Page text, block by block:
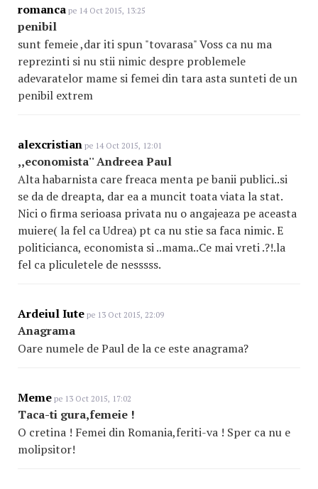
romanca pe 14 Oct 2015, 13:25
penibil
sunt femeie ,dar iti spun "tovarasa" Voss ca nu ma
reprezinti si nu stii nimic despre problemele
adevaratelor mame si femei din tara asta sunteti de un
penibil extrem
alexcristian pe 14 Oct 2015, 12:01
,,economista'' Andreea Paul
Alta habarnista care freaca menta pe banii publici..si
se da de dreapta, dar ea a muncit toata viata la stat.
Nici o firma serioasa privata nu o angajeaza pe aceasta
muiere( la fel ca Udrea) pt ca nu stie sa faca nimic. E
politicianca, economista si ..mama..Ce mai vreti .?!.la
fel ca pliculetele de nesssss.
Ardeiul Iute pe 13 Oct 2015, 22:09
Anagrama
Oare numele de Paul de la ce este anagrama?
Meme pe 13 Oct 2015, 17:02
Taca-ti gura,femeie !
O cretina ! Femei din Romania,feriti-va ! Sper ca nu e
molipsitor!